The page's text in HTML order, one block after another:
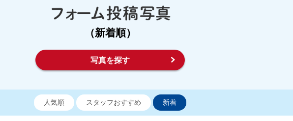
（新着順）
写真を探す
人気順 スタッフおすすめ 新着